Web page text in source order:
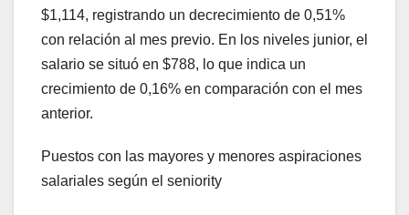
$1,114, registrando un decrecimiento de 0,51%
con relación al mes previo. En los niveles junior, el
salario se situó en $788, lo que indica un
crecimiento de 0,16% en comparación con el mes
anterior.
Puestos con las mayores y menores aspiraciones
salariales según el seniority